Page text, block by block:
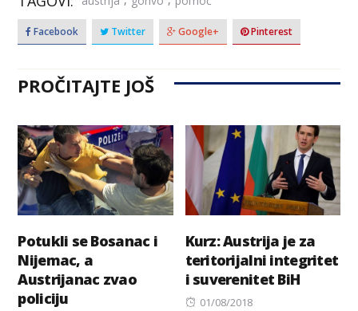
Facebook Twitter Google+ Pinterest
PROČITAJTE JOŠ
Potukli se Bosanac i
Nijemac, a
Austrijanac zvao
policiju
Kurz: Austrija je za
teritorijalni integritet
i suverenitet BiH
Posted
01/08/2018